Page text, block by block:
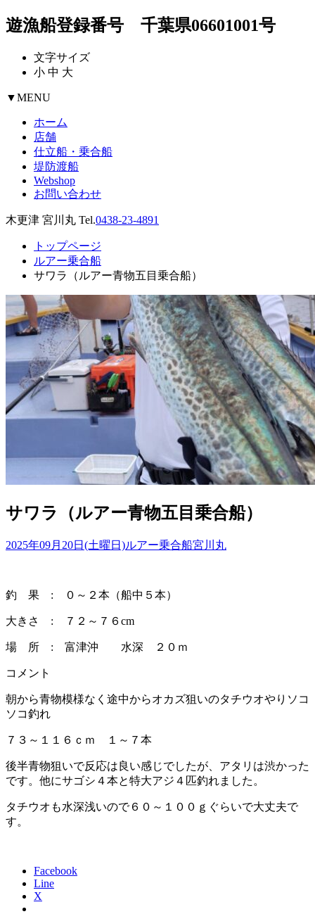
遊漁船登録番号 千葉県06601001号
文字サイズ
小 中 大
▼MENU
ホーム
店舗
仕立船・乗合船
堤防渡船
Webshop
お問い合わせ
木更津 宮川丸 Tel.0438-23-4891
トップページ
ルアー乗合船
サワラ（ルアー青物五目乗合船）
サワラ（ルアー青物五目乗合船）
2025年09月20日(土曜日)ルアー乗合船宮川丸
釣 果 : ０～２本（船中５本）
大きさ : ７２～７６cm
場 所 : 富津沖 水深 ２０ｍ
コメント
朝から青物模様なく途中からオカズ狙いのタチウオやりソコ
ソコ釣れ
７３～１１６ｃｍ １～７本
後半青物狙いで反応は良い感じでしたが、アタリは渋かった
です。他にサゴシ４本と特大アジ４匹釣れました。
タチウオも水深浅いので６０～１００ｇぐらいで大丈夫で
す。
Facebook
Line
X